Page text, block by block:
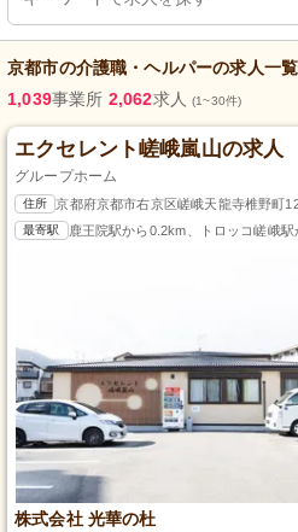
京都市の介護職・ヘルパーの求人一覧
1,039事業所 2,062求人(1~30件)
エクセレント嵯峨嵐山の求人
グループホーム
住所 京都府京都市右京区嵯峨天龍寺椎野町
最寄駅 鹿王院駅から0.2km、トロッコ嵯峨
株式会社 光華の杜